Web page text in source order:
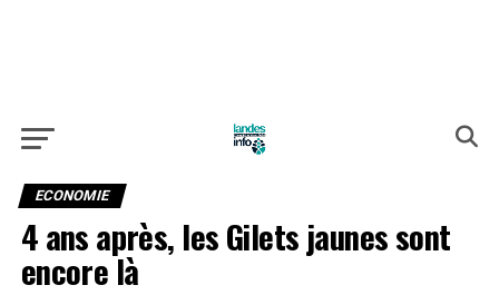
ECONOMIE
4 ans après, les Gilets jaunes sont
encore là